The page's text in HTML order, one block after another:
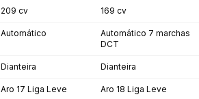
209 cv 169 cv
Automático
Automático 7 marchas
DCT
Dianteira Dianteira
Aro 17 Liga Leve Aro 18 Liga Leve